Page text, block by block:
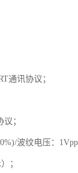
通讯协议；
；
波纹电压：1Vpp
；